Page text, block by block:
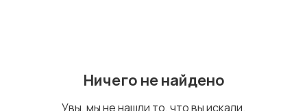
сигнализацииНичего не найдено
Увы, мы не нашли то, что вы искали.